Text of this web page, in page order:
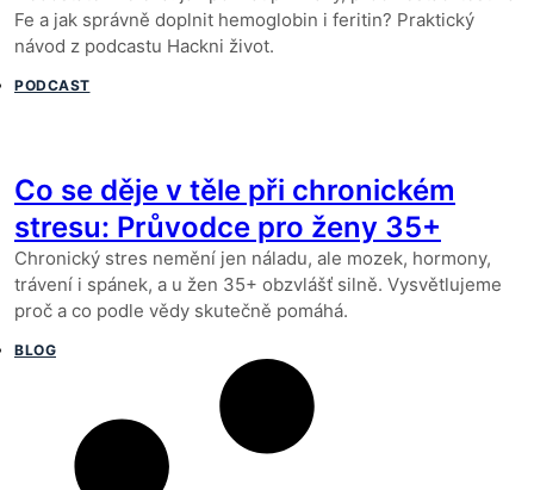
Fe a jak správně doplnit hemoglobin i feritin? Praktický
návod z podcastu Hackni život.
PODCAST
Co se děje v těle při chronickém
stresu: Průvodce pro ženy 35+
Chronický stres nemění jen náladu, ale mozek, hormony,
trávení i spánek, a u žen 35+ obzvlášť silně. Vysvětlujeme
proč a co podle vědy skutečně pomáhá.
BLOG